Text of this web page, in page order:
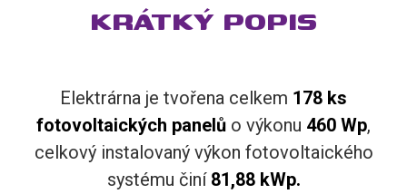
KRÁTKÝ POPIS
Elektrárna je tvořena celkem 178 ks
fotovoltaických panelů o výkonu 460 Wp,
celkový instalovaný výkon fotovoltaického
systému činí 81,88 kWp.